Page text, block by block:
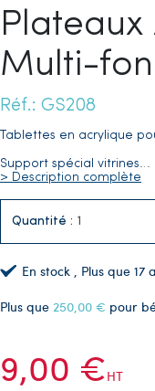
Plateaux
Multi-
Réf.: GS208
Tablettes en acrylique
Support spécial vitrines…
> Description complète
Quantité :
En stock , Plus que 17
Plus que 250,00 € pour
9,00 €HT